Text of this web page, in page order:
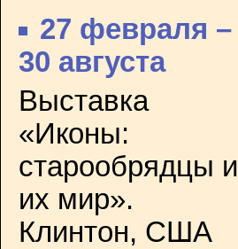
27 февраля –
30 августа
Выставка
«Иконы:
старообрядцы и
их мир».
Клинтон, США